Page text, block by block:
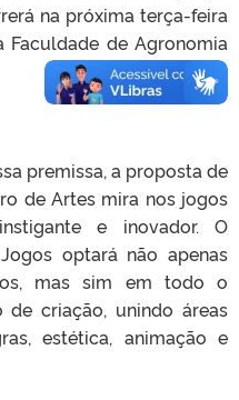
na próxima terça-feira
Faculdade de Agronomia
premissa, a proposta de
de Artes mira nos jogos
e inovador. O
optará não apenas
mas sim em todo o
de criação, unindo áreas
estética, animação e